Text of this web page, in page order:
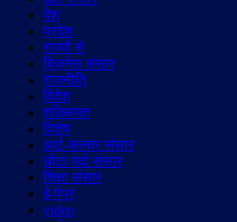
देश
प्रदेश
राज्यों से
बिज़नेस संसार
राजनीति
विदेश
शख़्सियत
विशेष
आर्ट-कल्चर संसार
छोटा पर्दा संसार
शिक्षा संसार
ई-पेपर
video